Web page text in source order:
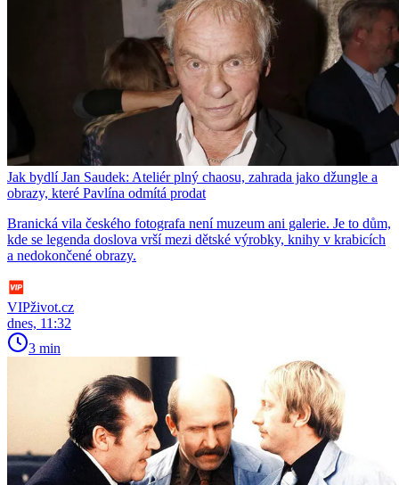
Jak bydlí Jan Saudek: Ateliér plný chaosu, zahrada jako džungle a
obrazy, které Pavlína odmítá prodat
Branická vila českého fotografa není muzeum ani galerie. Je to dům,
kde se legenda doslova vrší mezi dětské výrobky, knihy v krabicích
a nedokončené obrazy.
VIPživot.cz
dnes, 11:32
3 min